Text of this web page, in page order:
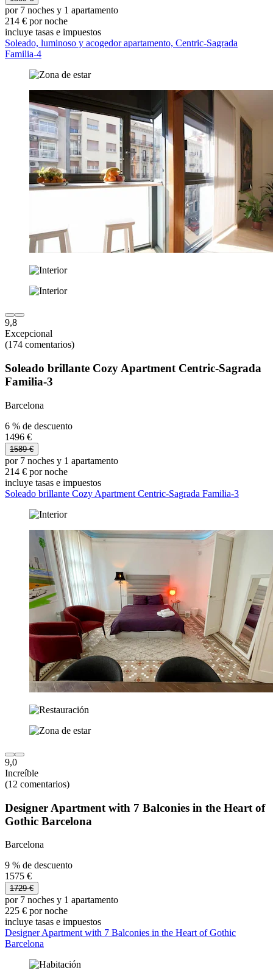
por 7 noches y 1 apartamento
214 € por noche
incluye tasas e impuestos
Soleado, luminoso y acogedor apartamento, Centric-Sagrada
Familia-4
9,8
Excepcional
(174 comentarios)
Soleado brillante Cozy Apartment Centric-Sagrada
Familia-3
Barcelona
6 % de descuento
1496 €
1589 €
por 7 noches y 1 apartamento
214 € por noche
incluye tasas e impuestos
Soleado brillante Cozy Apartment Centric-Sagrada Familia-3
9,0
Increíble
(12 comentarios)
Designer Apartment with 7 Balconies in the Heart of
Gothic Barcelona
Barcelona
9 % de descuento
1575 €
1729 €
por 7 noches y 1 apartamento
225 € por noche
incluye tasas e impuestos
Designer Apartment with 7 Balconies in the Heart of Gothic
Barcelona